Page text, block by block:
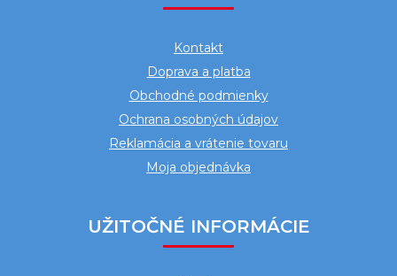
Kontakt
Doprava a platba
Obchodné podmienky
Ochrana osobných údajov
Reklamácia a vrátenie tovaru
Moja objednávka
UŽITOČNÉ INFORMÁCIE